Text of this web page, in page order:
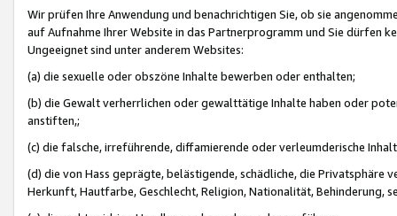
Wir prüfen Ihre Anwendung und benachrichtigen Sie, ob sie
auf Aufnahme Ihrer Website in das Partnerprogramm und Sie dürfen
Ungeeignet sind unter anderem Websites:
(a) die sexuelle oder obszöne Inhalte bewerben oder enthalten;
(b) die Gewalt verherrlichen oder gewalttätige Inhalte haben oder
anstiften,;
(c) die falsche, irreführende, diffamierende oder verleumderische
(d) die von Hass geprägte, belästigende, schädliche, die Privatsphäre
Herkunft, Hautfarbe, Geschlecht, Religion, Nationalität, Behinderung,